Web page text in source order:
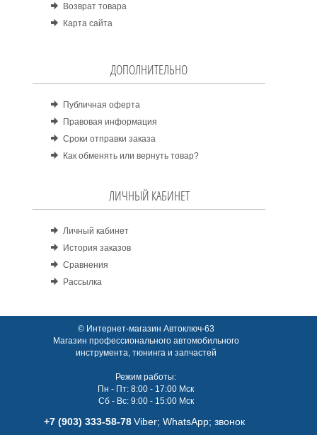
Возврат товара
Карта сайта
ДОПОЛНИТЕЛЬНО
Публичная оферта
Правовая информация
Сроки отправки заказа
Как обменять или вернуть товар?
ЛИЧНЫЙ КАБИНЕТ
Личный кабинет
История заказов
Сравнения
Рассылка
© Интернет-магазин Автоключ-63
Магазин профессионального автомобильного
инструмента, тюнинга и запчастей
Режим работы:
Пн - Пт: 8:00 - 17:00 Мск
Сб - Вс: 9:00 - 15:00 Мск
+7 (903) 333-58-78 Viber; WhatsАpp; звонок